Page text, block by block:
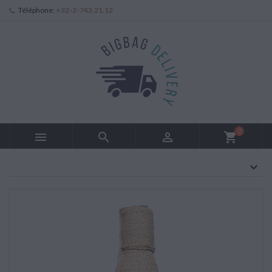
Téléphone: +32-2-742.21.12
   shopping_cart0